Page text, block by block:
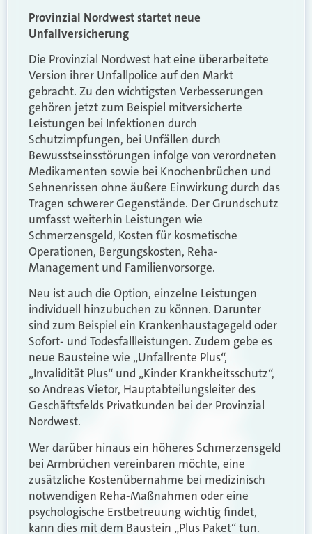
Provinzial Nordwest startet neue
Unfallversicherung
Die Provinzial Nordwest hat eine überarbeitete
Version ihrer Unfallpolice auf den Markt
gebracht. Zu den wichtigsten Verbesserungen
gehören jetzt zum Beispiel mitversicherte
Leistungen bei Infektionen durch
Schutzimpfungen, bei Unfällen durch
Bewusstseinsstörungen infolge von verordneten
Medikamenten sowie bei Knochenbrüchen und
Sehnenrissen ohne äußere Einwirkung durch das
Tragen schwerer Gegenstände. Der Grundschutz
umfasst weiterhin Leistungen wie
Schmerzensgeld, Kosten für kosmetische
Operationen, Bergungskosten, Reha-
Management und Familienvorsorge.
Neu ist auch die Option, einzelne Leistungen
individuell hinzubuchen zu können. Darunter
sind zum Beispiel ein Krankenhaustagegeld oder
Sofort- und Todesfallleistungen. Zudem gebe es
neue Bausteine wie „Unfallrente Plus“,
„Invalidität Plus“ und „Kinder Krankheitsschutz“,
so Andreas Vietor, Hauptabteilungsleiter des
Geschäftsfelds Privatkunden bei der Provinzial
Nordwest.
Wer darüber hinaus ein höheres Schmerzensgeld
bei Armbrüchen vereinbaren möchte, eine
zusätzliche Kostenübernahme bei medizinisch
notwendigen Reha-Maßnahmen oder eine
psychologische Erstbetreuung wichtig findet,
kann dies mit dem Baustein „Plus Paket“ tun.